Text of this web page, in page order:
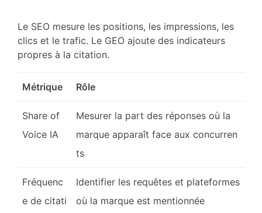
Le SEO mesure les positions, les impressions, les
clics et le trafic. Le GEO ajoute des indicateurs
propres à la citation.
Métrique Rôle
Share of
Voice IA
Mesurer la part des réponses où la
marque apparaît face aux concurren
ts
Fréquenc
e de citati
Identifier les requêtes et plateformes
où la marque est mentionnée